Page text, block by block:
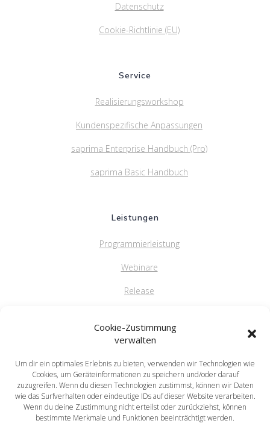
Cookie-Zustimmung
verwalten
Um dir ein optimales Erlebnis zu bieten, verwenden wir Technologien wie
Cookies, um Geräteinformationen zu speichern und/oder darauf
zuzugreifen. Wenn du diesen Technologien zustimmst, können wir Daten
wie das Surfverhalten oder eindeutige IDs auf dieser Website verarbeiten.
Wenn du deine Zustimmung nicht erteilst oder zurückziehst, können
bestimmte Merkmale und Funktionen beeinträchtigt werden.
Datenschutz
Cookie-Richtlinie (EU)
Service
Realisierungsworkshop
Kundenspezifische Anpassungen
saprima Enterprise Handbuch (Pro)
saprima Basic Handbuch
Leistungen
Programmierleistung
Webinare
Release
saprima GmbH
Salvatorstr. 5
84051 Essenbach
Tel: +49 871 / 20216622